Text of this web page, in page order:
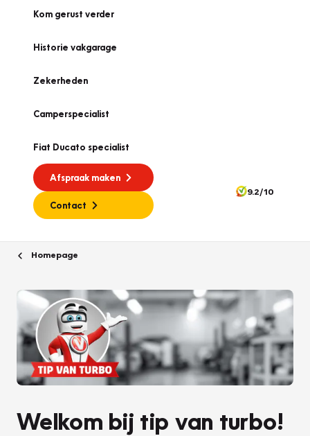
Kom gerust verder
Historie vakgarage
Zekerheden
Camperspecialist
Fiat Ducato specialist
Afspraak maken
Contact
9.2/10
Homepage
Welkom bij tip van turbo!